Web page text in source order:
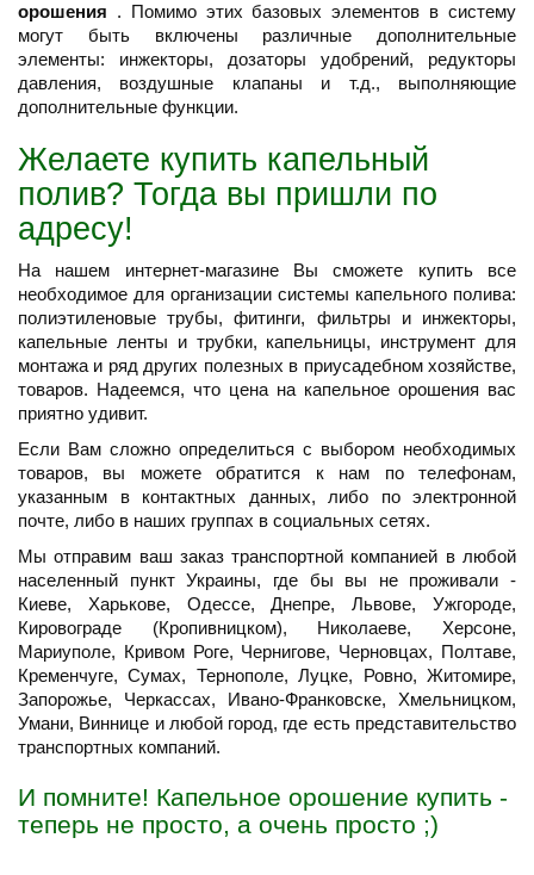
орошения . Помимо этих базовых элементов в систему
могут быть включены различные дополнительные
элементы: инжекторы, дозаторы удобрений, редукторы
давления, воздушные клапаны и т.д., выполняющие
дополнительные функции.
Желаете купить капельный
полив? Тогда вы пришли по
адресу!
На нашем интернет-магазине Вы сможете купить все
необходимое для организации системы капельного полива:
полиэтиленовые трубы, фитинги, фильтры и инжекторы,
капельные ленты и трубки, капельницы, инструмент для
монтажа и ряд других полезных в приусадебном хозяйстве,
товаров. Надеемся, что цена на капельное орошения вас
приятно удивит.
Если Вам сложно определиться с выбором необходимых
товаров, вы можете обратится к нам по телефонам,
указанным в контактных данных, либо по электронной
почте, либо в наших группах в социальных сетях.
Мы отправим ваш заказ транспортной компанией в любой
населенный пункт Украины, где бы вы не проживали -
Киеве, Харькове, Одессе, Днепре, Львове, Ужгороде,
Кировограде (Кропивницком), Николаеве, Херсоне,
Мариуполе, Кривом Роге, Чернигове, Черновцах, Полтаве,
Кременчуге, Сумах, Тернополе, Луцке, Ровно, Житомире,
Запорожье, Черкассах, Ивано-Франковске, Хмельницком,
Умани, Виннице и любой город, где есть представительство
транспортных компаний.
И помните! Капельное орошение купить -
теперь не просто, а очень просто ;)